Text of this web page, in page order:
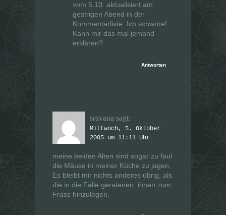
vom 5.10. aktualisiert am
gestrigen Abend in der
Kommentarliste. Ich schwöre!
Kann mir das mal jemand
erklären?
Antworten
sravana sagt:
Mittwoch, 5. Oktober
2005 um 11:11 Uhr
meine beiden Alten sind sogar zu faul
die Mäuse in meiner Küche zu jagen.
Es bleibt mir nichts anderes übrig, als
die in die Falle geratenen, ihnen zum
Frass hinzulegen.